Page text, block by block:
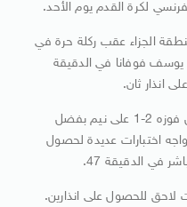
لكرة القدم يوم الأحد.
الجزاء عقب ركلة حرة في
فوفانا في الدقيقة
انذار ثان.
وأكمل نانت اللقاء بتسعة لاعبين خلال فوزه 2-1 على نيم بفضل
اختبارات عديدة لحصول
في الدقيقة 47.
لاحق للحصول على انذارين.